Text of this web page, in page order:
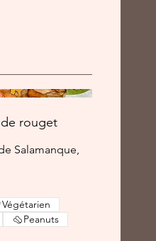
rouget
Salamanque,
Végétarien
Peanuts